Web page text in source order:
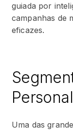
guiada por
campanhas de
eficazes.
Uma das